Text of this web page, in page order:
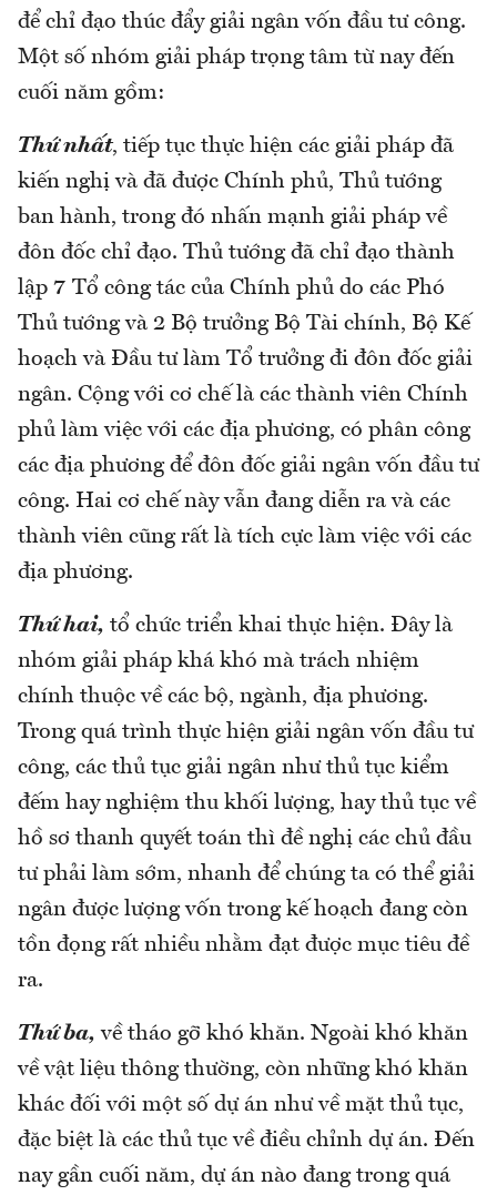
để chỉ đạo thúc đẩy giải ngân vốn đầu tư công.
Một số nhóm giải pháp trọng tâm từ nay đến
cuối năm gồm:
Thứ nhất, tiếp tục thực hiện các giải pháp đã
kiến nghị và đã được Chính phủ, Thủ tướng
ban hành, trong đó nhấn mạnh giải pháp về
đôn đốc chỉ đạo. Thủ tướng đã chỉ đạo thành
lập 7 Tổ công tác của Chính phủ do các Phó
Thủ tướng và 2 Bộ trưởng Bộ Tài chính, Bộ Kế
hoạch và Đầu tư làm Tổ trưởng đi đôn đốc giải
ngân. Cộng với cơ chế là các thành viên Chính
phủ làm việc với các địa phương, có phân công
các địa phương để đôn đốc giải ngân vốn đầu tư
công. Hai cơ chế này vẫn đang diễn ra và các
thành viên cũng rất là tích cực làm việc với các
địa phương.
Thứ hai, tổ chức triển khai thực hiện. Đây là
nhóm giải pháp khá khó mà trách nhiệm
chính thuộc về các bộ, ngành, địa phương.
Trong quá trình thực hiện giải ngân vốn đầu tư
công, các thủ tục giải ngân như thủ tục kiểm
đếm hay nghiệm thu khối lượng, hay thủ tục về
hồ sơ thanh quyết toán thì đề nghị các chủ đầu
tư phải làm sớm, nhanh để chúng ta có thể giải
ngân được lượng vốn trong kế hoạch đang còn
tồn đọng rất nhiều nhằm đạt được mục tiêu đề
ra.
Thứ ba, về tháo gỡ khó khăn. Ngoài khó khăn
về vật liệu thông thường, còn những khó khăn
khác đối với một số dự án như về mặt thủ tục,
đặc biệt là các thủ tục về điều chỉnh dự án. Đến
nay gần cuối năm, dự án nào đang trong quá